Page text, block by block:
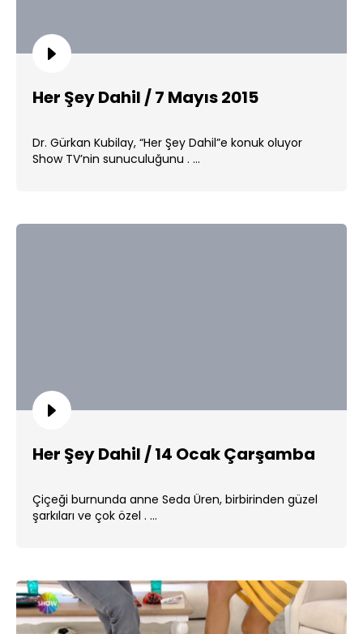
Her Şey Dahil / 7 Mayıs 2015
Dr. Gürkan Kubilay, “Her Şey Dahil”e konuk oluyor
Show TV’nin sunuculuğunu . ...
Her Şey Dahil / 14 Ocak Çarşamba
Çiçeği burnunda anne Seda Üren, birbirinden güzel
şarkıları ve çok özel . ...